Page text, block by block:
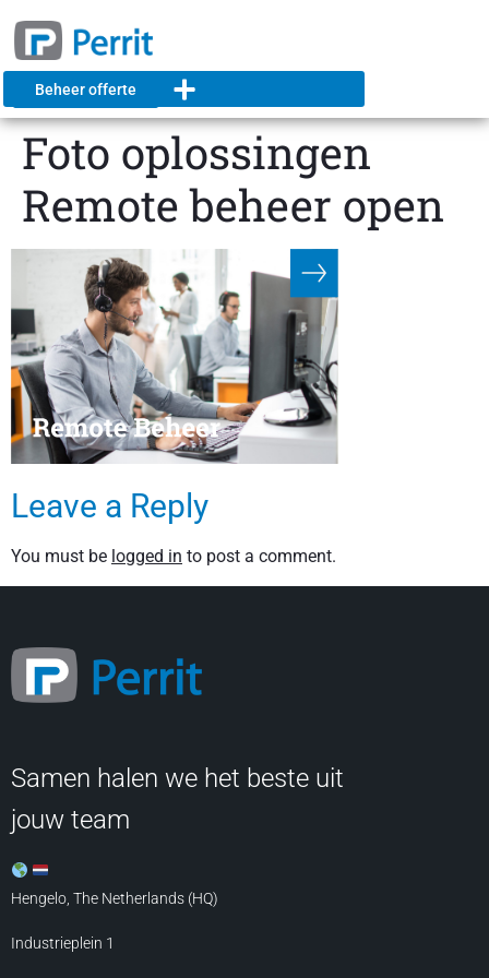
Beheer offerte
Foto oplossingen
Remote beheer open
Leave a Reply
You must be logged in to post a comment.
Samen halen we het beste uit
jouw team
Hengelo, The Netherlands (HQ)
Industrieplein 1